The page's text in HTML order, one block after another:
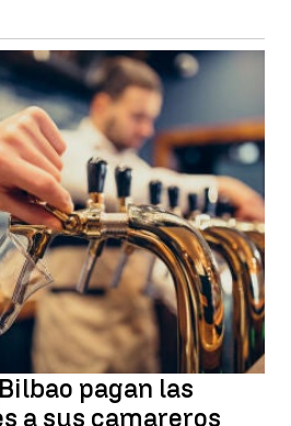
pagan las
a sus camareros